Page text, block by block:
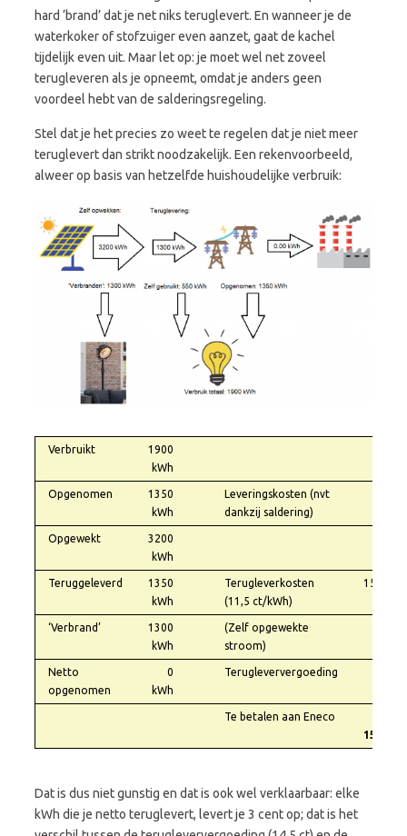
hard ‘brand’ dat je net niks teruglevert. En wanneer je de
waterkoker of stofzuiger even aanzet, gaat de kachel
tijdelijk even uit. Maar let op: je moet wel net zoveel
terugleveren als je opneemt, omdat je anders geen
voordeel hebt van de salderingsregeling.
Stel dat je het precies zo weet te regelen dat je niet meer
teruglevert dan strikt noodzakelijk. Een rekenvoorbeeld,
alweer op basis van hetzelfde huishoudelijke verbruik:
Verbruikt
1900
kWh
Opgenomen
1350
kWh
Leveringskosten (nvt
dankzij saldering)
Opgewekt
3200
kWh
Teruggeleverd
1350
kWh
Terugleverkosten
(11,5 ct/kWh)
155,25
‘Verbrand’
1300
kWh
(Zelf opgewekte
stroom)
Netto
opgenomen
0
kWh
Terugleververgoeding
Te betalen aan Eneco
155,25
Dat is dus niet gunstig en dat is ook wel verklaarbaar: elke
kWh die je netto teruglevert, levert je 3 cent op; dat is het